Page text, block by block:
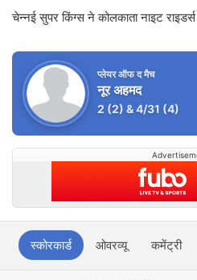
चेन्नई सुपर किंग्स ने कोलकाता नाइट
प्लेयर ऑफ द मैच
नूर अहमद
2 (2) &4/31 (4)
स्कोरकार्ड ओवरव्यू कमेंट्री